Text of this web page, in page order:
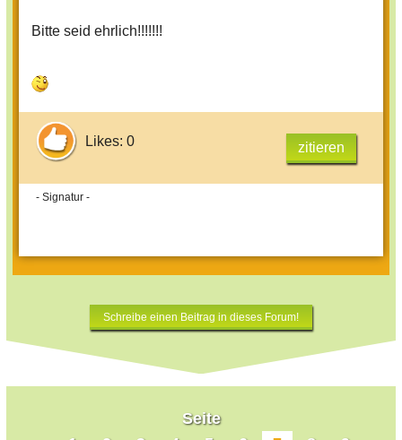
Bitte seid ehrlich!!!!!!!
Likes: 0 zitieren
- Signatur -
Schreibe einen Beitrag in dieses Forum!
Seite